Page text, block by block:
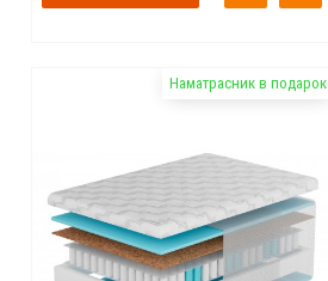
Наматрасник в подарок